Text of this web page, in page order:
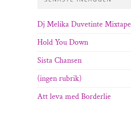
Dj Melika Duvetinte
Hold You Down
Sista Chansen
(ingen rubrik)
Att leva med Borderlie